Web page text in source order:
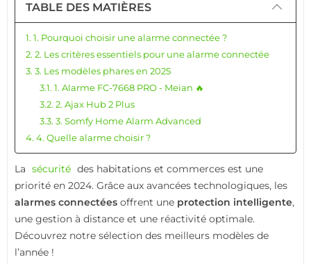
TABLE DES MATIÈRES
1. 1. Pourquoi choisir une alarme connectée ?
2. 2. Les critères essentiels pour une alarme connectée
3. 3. Les modèles phares en 2025
3.1. 1. Alarme FC-7668 PRO - Meian 🔥
3.2. 2. Ajax Hub 2 Plus
3.3. 3. Somfy Home Alarm Advanced
4. 4. Quelle alarme choisir ?
La sécurité des habitations et commerces est une
priorité en 2024. Grâce aux avancées technologiques, les
alarmes connectées offrent une protection intelligente,
une gestion à distance et une réactivité optimale.
Découvrez notre sélection des meilleurs modèles de
l’année !